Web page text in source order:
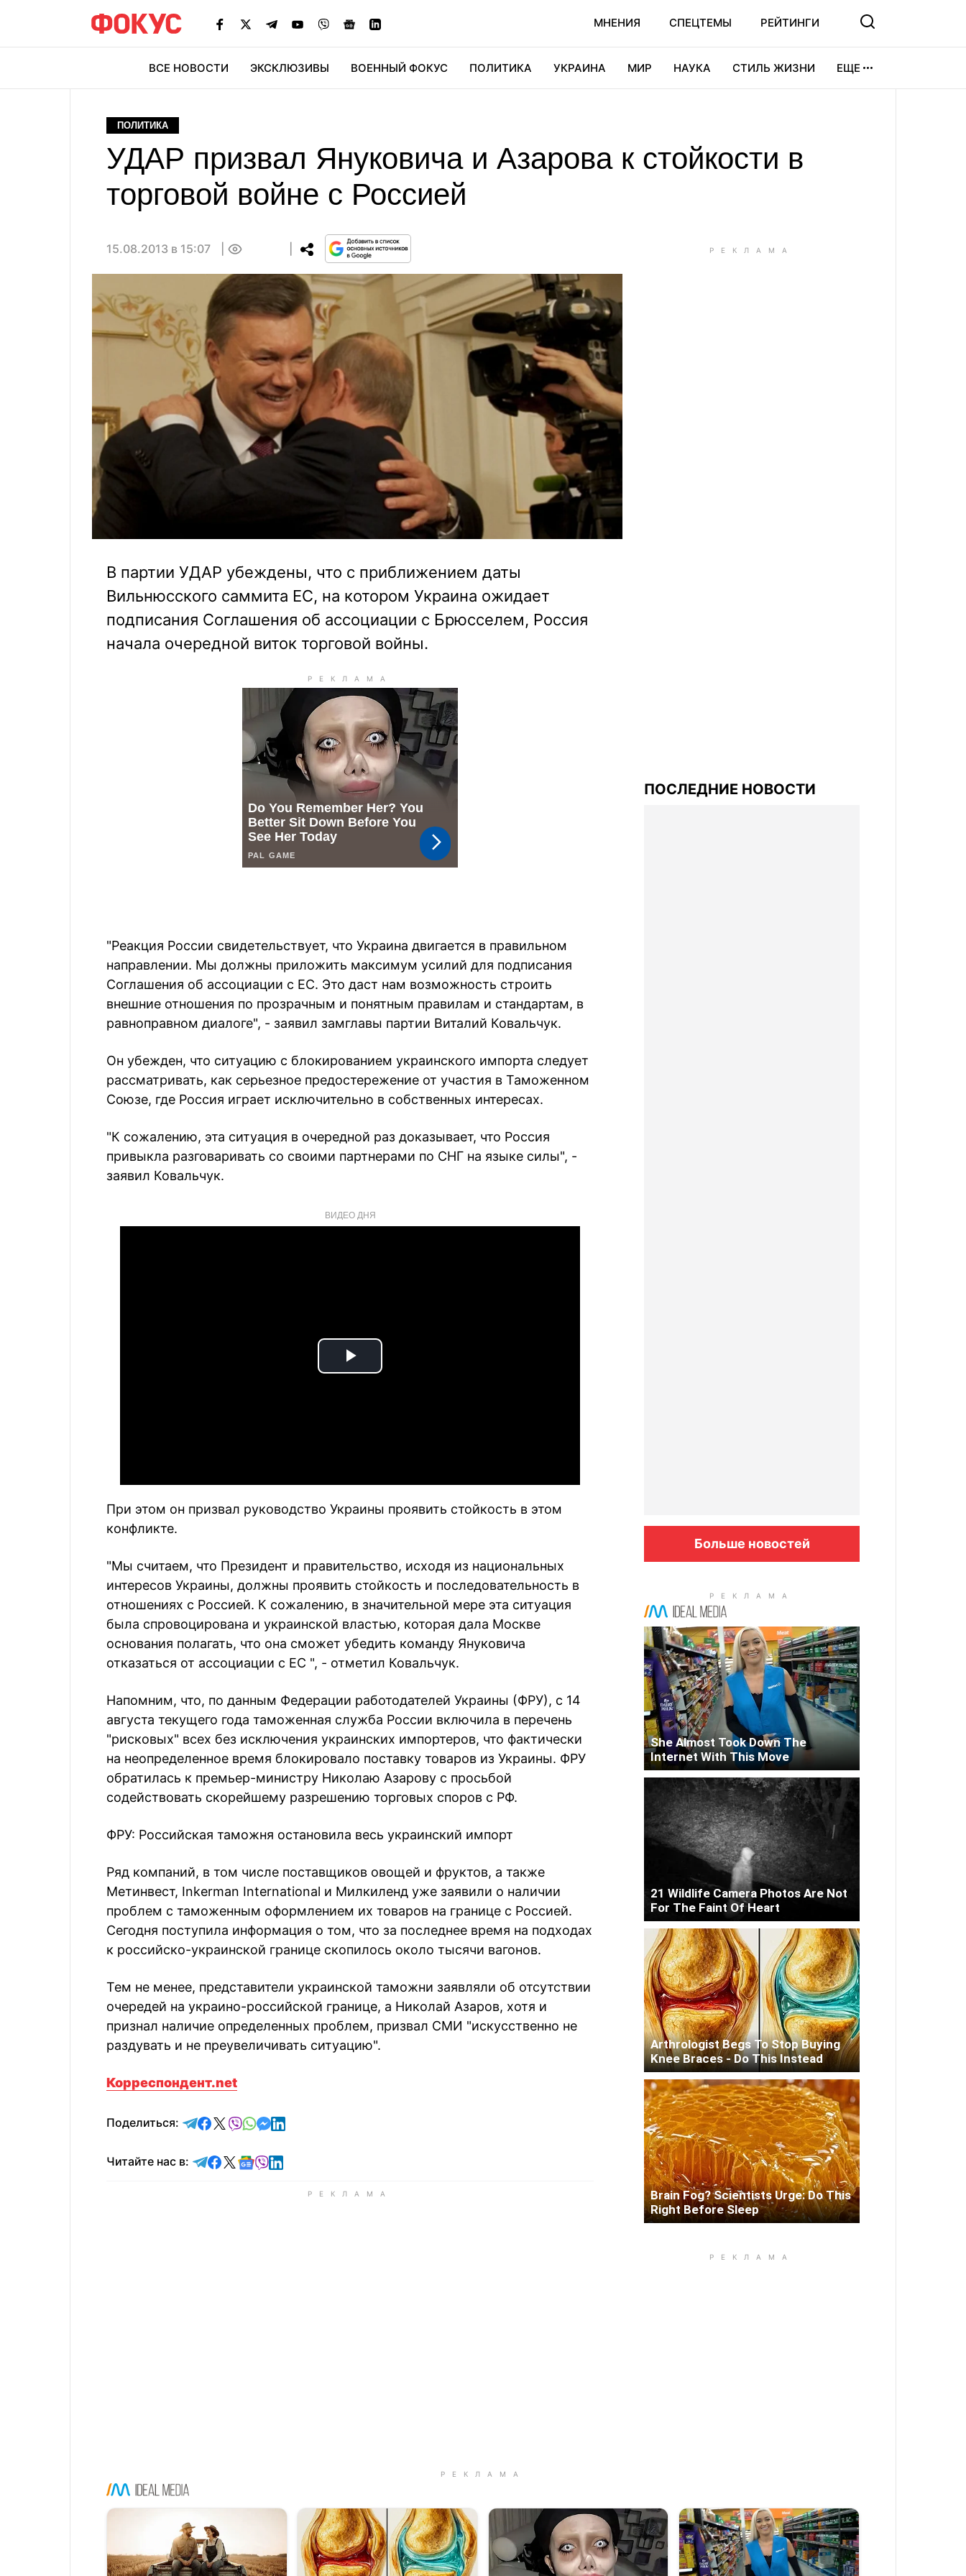
МНЕНИЯ СПЕЦТЕМЫ РЕЙТИНГИ
ВСЕ НОВОСТИ ЭКСКЛЮЗИВЫ ВОЕННЫЙ ФОКУС ПОЛИТИКА УКРАИНА МИР НАУКА СТИЛЬ ЖИЗНИ ЕЩЕ
ПОЛИТИКА
УДАР призвал Януковича и Азарова к стойкости в
торговой войне с Россией
15.08.2013 в 15:07
В партии УДАР убеждены, что с приближением даты
Вильнюсского саммита ЕС, на котором Украина ожидает
подписания Соглашения об ассоциации с Брюсселем, Россия
начала очередной виток торговой войны.
"Реакция России свидетельствует, что Украина двигается в правильном
направлении. Мы должны приложить максимум усилий для подписания
Соглашения об ассоциации с ЕС. Это даст нам возможность строить
внешние отношения по прозрачным и понятным правилам и стандартам, в
равноправном диалоге", - заявил замглавы партии Виталий Ковальчук.
Он убежден, что ситуацию с блокированием украинского импорта следует
рассматривать, как серьезное предостережение от участия в Таможенном
Союзе, где Россия играет исключительно в собственных интересах.
"К сожалению, эта ситуация в очередной раз доказывает, что Россия
привыкла разговаривать со своими партнерами по СНГ на языке силы", -
заявил Ковальчук.
ВИДЕО ДНЯ
Play
При этом он призвал руководство Украины проявить стойкость в этом
конфликте.
"Мы считаем, что Президент и правительство, исходя из национальных
интересов Украины, должны проявить стойкость и последовательность в
отношениях с Россией. К сожалению, в значительной мере эта ситуация
была спровоцирована и украинской властью, которая дала Москве
основания полагать, что она сможет убедить команду Януковича
отказаться от ассоциации с ЕС ", - отметил Ковальчук.
Напомним, что, по данным Федерации работодателей Украины (ФРУ), с 14
августа текущего года таможенная служба России включила в перечень
"рисковых" всех без исключения украинских импортеров, что фактически
на неопределенное время блокировало поставку товаров из Украины. ФРУ
обратилась к премьер-министру Николаю Азарову с просьбой
содействовать скорейшему разрешению торговых споров с РФ.
ФРУ: Российская таможня остановила весь украинский импорт
Ряд компаний, в том числе поставщиков овощей и фруктов, а также
Метинвест, Inkerman International и Милкиленд уже заявили о наличии
проблем с таможенным оформлением их товаров на границе с Россией.
Сегодня поступила информация о том, что за последнее время на подходах
к российско-украинской границе скопилось около тысячи вагонов.
Тем не менее, представители украинской таможни заявляли об отсутствии
очередей на украино-российской границе, а Николай Азаров, хотя и
признал наличие определенных проблем, призвал СМИ "искусственно не
раздувать и не преувеличивать ситуацию".
Корреспондент.net
Поделиться: отправить в Telegram
поделиться в Facebook
поделиться в X
отправить в Viber
отправить в Whatsapp
отправить в Messenger
отправить в LinkedIn
Читайте нас в: Читайте в Telegram
Читайте в Facebook
Читайте в X
Читайте в Google news
Читайте в Viber
Читайте в LinkedIn
ПОСЛЕДНИЕ НОВОСТИ
Больше новостей